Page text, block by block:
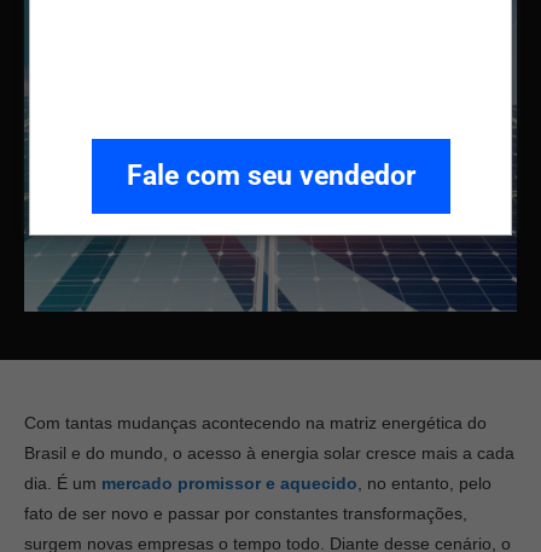
Fale com seu vendedor
Com tantas mudanças acontecendo na matriz energética do
Brasil e do mundo, o acesso à energia solar cresce mais a cada
dia. É um mercado promissor e aquecido , no entanto, pelo
fato de ser novo e passar por constantes transformações,
surgem novas empresas o tempo todo. Diante desse cenário, o